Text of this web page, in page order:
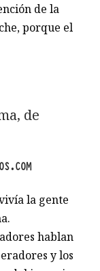
de la
porque el
de
la gente
hablan
y los